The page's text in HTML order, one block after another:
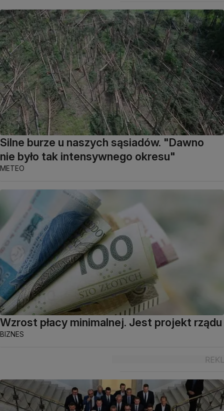
Silne burze u naszych sąsiadów. "Dawno
nie było tak intensywnego okresu"
METEO
Wzrost płacy minimalnej. Jest projekt rządu
BIZNES